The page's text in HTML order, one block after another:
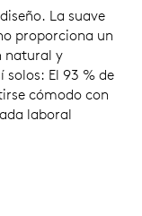
La suave
proporciona un
natural y
El 93 % de
cómodo con
laboral
Logitech en